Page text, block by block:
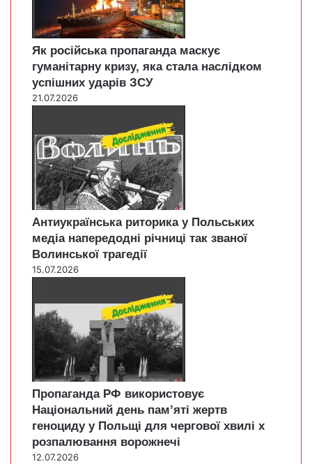
Як російська пропаганда маскує
гуманітарну кризу, яка стала наслідком
успішних ударів ЗСУ
21.07.2026
Антиукраїнська риторика у Польських
медіа напередодні річниці так званої
Волинської трагедії
15.07.2026
Пропаганда РФ використовує
Національний день пам’яті жертв
геноциду у Польщі для чергової хвилі х
розпалювання ворожнечі
12.07.2026